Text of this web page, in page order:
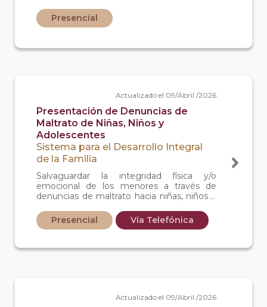
pareja. como a padres y familiares de
menores que se encuentran a disposición
Presencial
Actualizado el 09/Abril /2026
Presentación de Denuncias de
Maltrato de Niñas, Niños y
Adolescentes
Sistema para el Desarrollo Integral
de la Familia
Salvaguardar la integridad física y/o
emocional de los menores a través de
denuncias de maltrato hacia niñas, niños y
Presencial
Vía Telefónica
Actualizado el 09/Abril /2026